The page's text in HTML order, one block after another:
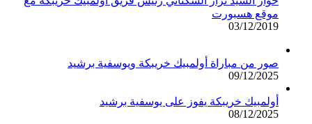
موقع هسبورت
03/12/2019
صور من مباراة أولمبيك خريبكة ويوسفية برشيد
09/12/2025
أولمبيك خريبكة يفوز على يوسفية برشيد
08/12/2025